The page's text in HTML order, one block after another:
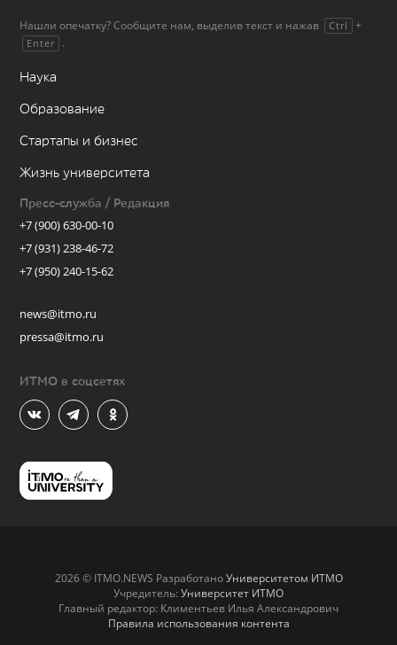
Нашли опечатку? Сообщите нам, выделив текст и нажав Ctrl +
Enter .
Наука
Образование
Стартапы и бизнес
Жизнь университета
Пресс-служба / Редакция
+7 (900) 630-00-10
+7 (931) 238-46-72
+7 (950) 240-15-62
news@itmo.ru
pressa@itmo.ru
ИТМО в соцсетях
2026 © ITMO.NEWS РазработаноУниверситетом ИТМО
Учредитель: Университет ИТМО
Главный редактор: Климентьев Илья Александрович
Правила использования контента